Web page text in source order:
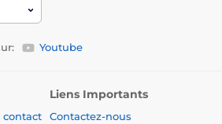
Youtube
contact
Liens Importants
Contactez-nous